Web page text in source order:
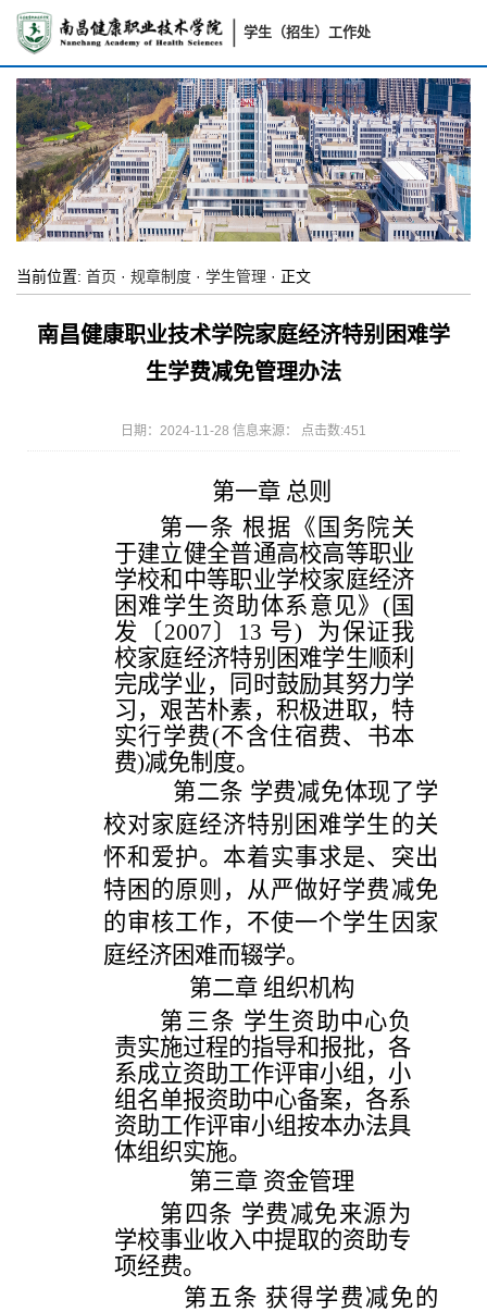
学生（招生）工作处
当前位置: 首页 · 规章制度 · 学生管理 · 正文
南昌健康职业技术学院家庭经济特别困难学
生学费减免管理办法
日期：2024-11-28 信息来源： 点击数:451
第一章 总则
第一条 根据《国务院关
于建立健全普通高校高等职业
学校和中等职业学校家庭经济
困难学生资助体系意见》 (国
发〔2007〕13 号) 为保证我
校家庭经济特别困难学生顺利
完成学业，同时鼓励其努力学
习，艰苦朴素，积极进取，特
实行学费(不含住宿费、书本
费)减免制度。
第二条 学费减免体现了学
校对家庭经济特别困难学生的关
怀和爱护。本着实事求是、突出
特困的原则，从严做好学费减免
的审核工作，不使一个学生因家
庭经济困难而辍学。
第二章 组织机构
第三条 学生资助中心负
责实施过程的指导和报批， 各
系成立资助工作评审小组，小
组名单报资助中心备案， 各系
资助工作评审小组按本办法具
体组织实施。
第三章 资金管理
第四条 学费减免来源为
学校事业收入中提取的资助专
项经费。
第五条 获得学费减免的